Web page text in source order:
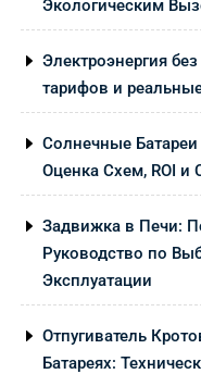
Экологическим
Электроэнергия
тарифов и
Солнечные Батареи
Оценка Схем, ROI и
Задвижка в Печи:
Руководство по
Эксплуатации
Отпугиватель
Батареях: